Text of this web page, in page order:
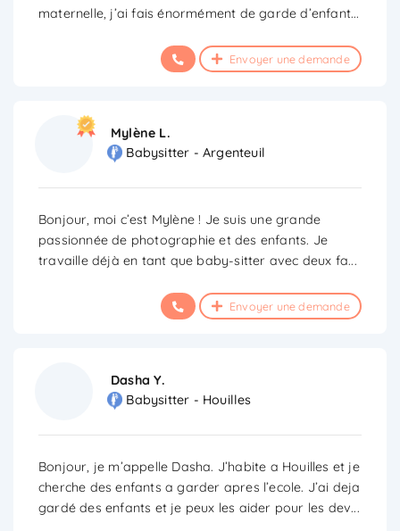
maternelle, j’ai fais énormément de garde d’enfant...
Envoyer une demande
Mylène L.
Babysitter - Argenteuil
Bonjour, moi c’est Mylène ! Je suis une grande
passionnée de photographie et des enfants. Je
travaille déjà en tant que baby-sitter avec deux fa...
Envoyer une demande
Dasha Y.
Babysitter - Houilles
Bonjour, je m’appelle Dasha. J’habite a Houilles et je
cherche des enfants a garder apres l’ecole. J’ai deja
gardé des enfants et je peux les aider pour les dev...